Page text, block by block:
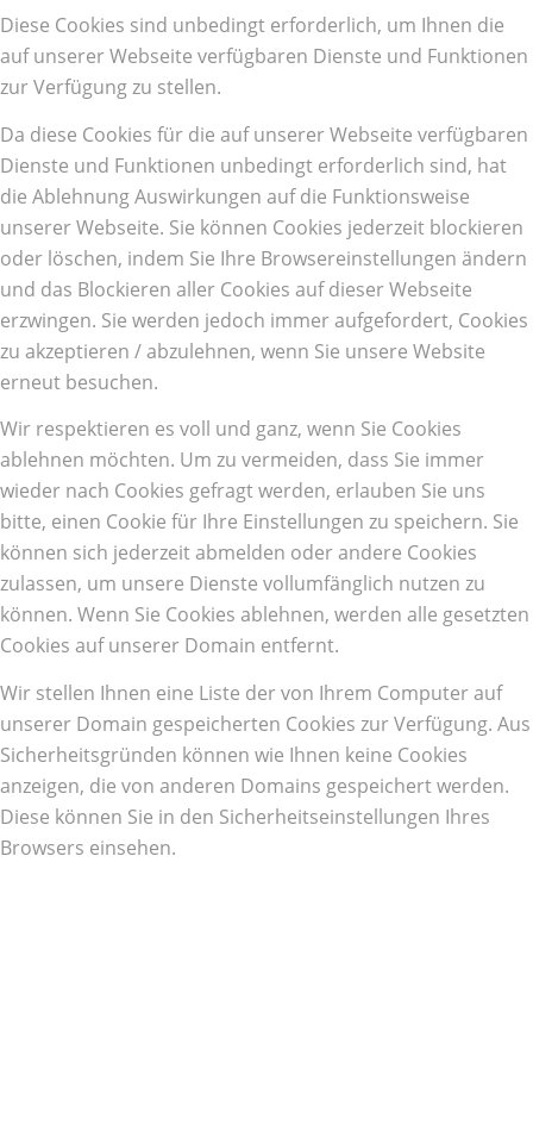
Diese Cookies sind unbedingt erforderlich, um Ihnen die
auf unserer Webseite verfügbaren Dienste und Funktionen
zur Verfügung zu stellen.
Da diese Cookies für die auf unserer Webseite verfügbaren
Dienste und Funktionen unbedingt erforderlich sind, hat
die Ablehnung Auswirkungen auf die Funktionsweise
unserer Webseite. Sie können Cookies jederzeit blockieren
oder löschen, indem Sie Ihre Browsereinstellungen ändern
und das Blockieren aller Cookies auf dieser Webseite
erzwingen. Sie werden jedoch immer aufgefordert, Cookies
zu akzeptieren / abzulehnen, wenn Sie unsere Website
erneut besuchen.
Wir respektieren es voll und ganz, wenn Sie Cookies
ablehnen möchten. Um zu vermeiden, dass Sie immer
wieder nach Cookies gefragt werden, erlauben Sie uns
bitte, einen Cookie für Ihre Einstellungen zu speichern. Sie
können sich jederzeit abmelden oder andere Cookies
zulassen, um unsere Dienste vollumfänglich nutzen zu
können. Wenn Sie Cookies ablehnen, werden alle gesetzten
Cookies auf unserer Domain entfernt.
Wir stellen Ihnen eine Liste der von Ihrem Computer auf
unserer Domain gespeicherten Cookies zur Verfügung. Aus
Sicherheitsgründen können wie Ihnen keine Cookies
anzeigen, die von anderen Domains gespeichert werden.
Diese können Sie in den Sicherheitseinstellungen Ihres
Browsers einsehen.